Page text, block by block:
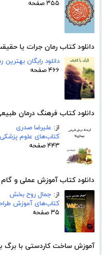
۳۵۵ صفحه
دانلود کتاب رمان جرات یا
دانلود رایگان بهترین
۴۶۶ صفحه
دانلود کتاب فرهنگ درمان
از: علیرضا صدری
کتاب‌های علوم پزشکی
۴۴۳ صفحه
دانلود کتاب آموزش عملی و
از: جمال روح بخش
کتاب‌های آموزش
۳۵ صفحه
آموزش ساخت کاردستی با برگ